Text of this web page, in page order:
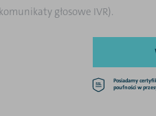
głosowe IVR).
Posiadamy
poufności w